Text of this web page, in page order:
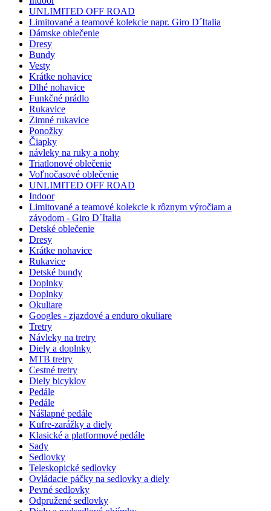
UNLIMITED OFF ROAD
Limitované a teamové kolekcie napr. Giro D´Italia
Dámske oblečenie
Dresy
Bundy
Vesty
Krátke nohavice
Dlhé nohavice
Funkčné prádlo
Rukavice
Zimné rukavice
Ponožky
Čiapky
návleky na ruky a nohy
Triatlonové oblečenie
Voľnočasové oblečenie
UNLIMITED OFF ROAD
Indoor
Limitované a teamové kolekcie k rôznym výročiam a
závodom - Giro D´Italia
Detské oblečenie
Dresy
Krátke nohavice
Rukavice
Detské bundy
Doplnky
Doplnky
Okuliare
Googles - zjazdové a enduro okuliare
Tretry
Návleky na tretry
Diely a doplnky
MTB tretry
Cestné tretry
Diely bicyklov
Pedále
Pedále
Nášlapné pedále
Kufre-zarážky a diely
Klasické a platformové pedále
Sady
Sedlovky
Teleskopické sedlovky
Ovládacie páčky na sedlovky a diely
Pevné sedlovky
Odpružené sedlovky